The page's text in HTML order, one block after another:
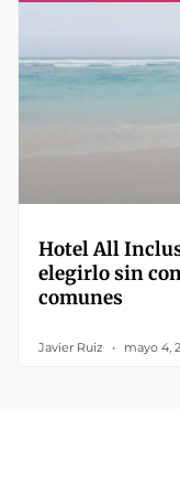
Hotel All
elegirlo sin
comunes
Javier Ruiz mayo 4,